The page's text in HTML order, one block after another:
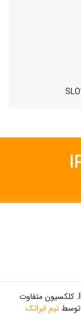
فروشگاه ساعت ایراتک © 2026 IRATECH WATCH. کلکسیون متفاوت
توسطتیم ایراتک